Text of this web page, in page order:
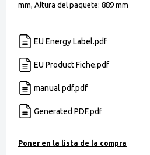
mm, Altura del paquete: 889 mm
EU Energy Label.pdf
EU Product Fiche.pdf
manual pdf.pdf
Generated PDF.pdf